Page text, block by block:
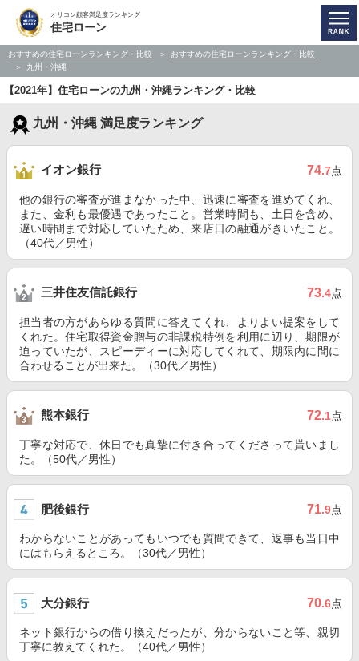
オリコン顧客満足度ランキング
住宅ローン
おすすめの住宅ローンランキング・比較
おすすめの住宅ローンランキング・比較
九州・沖縄
【2021年】住宅ローンの九州・沖縄ランキング・比較
九州・沖縄 満足度ランキング
イオン銀行 74.7点
他の銀行の審査が進まなかった中、迅速に審査を進めてくれ、
また、金利も最優遇であったこと。営業時間も、土日を含め、
遅い時間まで対応していたため、来店日の融通がきいたこと。
（40代／男性）
三井住友信託銀行 73.4点
担当者の方があらゆる質問に答えてくれ、よりよい提案をして
くれた。住宅取得資金贈与の非課税特例を利用に辺り、期限が
迫っていたが、スピーディーに対応してくれて、期限内に間に
合わせることが出来た。（30代／男性）
熊本銀行 72.1点
丁寧な対応で、休日でも真摯に付き合ってくださって貰いまし
た。（50代／男性）
肥後銀行 71.9点
わからないことがあってもいつでも質問できて、返事も当日中
にはもらえるところ。（30代／男性）
大分銀行 70.6点
ネット銀行からの借り換えだったが、分からないこと等、親切
丁寧に教えてくれた。（40代／男性）